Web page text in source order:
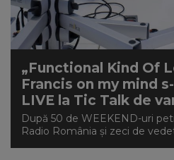
„Functional Kind Of
Francis on my mind
LIVE la Tic Talk de
După 50 de WEEKEND-uri
Radio România și zeci de